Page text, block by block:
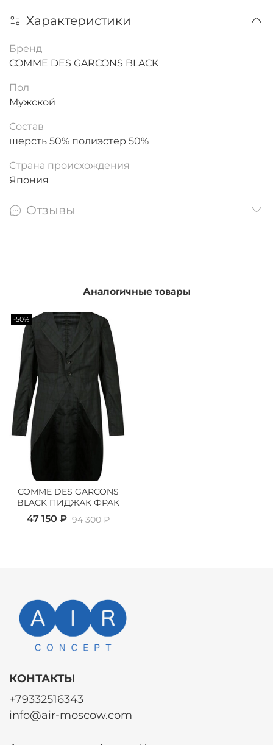
Характеристики
Бренд
COMME DES GARCONS BLACK
Пол
Мужской
Состав
шерсть 50% полиэстер 50%
Страна происхождения
Япония
Отзывы
Аналогичные товары
-50%
COMME DES GARCONS
BLACK ПИДЖАК ФРАК
47 150 ₽ 94 300 ₽
КОНТАКТЫ
+79332516343
info@air-moscow.com